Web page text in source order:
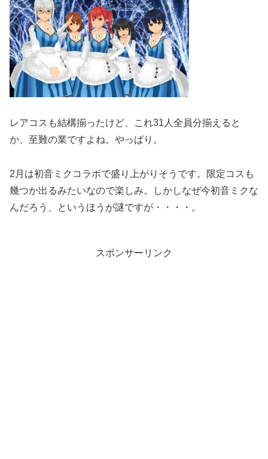
レアコスも結構揃ったけど、これ31人全員分揃えると
か、至難の業ですよね。やっぱり。
2月は初音ミクコラボで盛り上がりそうです。限定コスも
幾つか出るみたいなので楽しみ。しかしなぜ今初音ミクな
んだろう、というほうが謎ですが・・・・。
スポンサーリンク